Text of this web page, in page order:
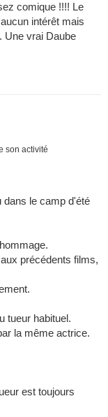
comique !!!! Le
intérêt mais
Une vrai Daube
son activité
dans le camp d'été
précédents films,
tueur habituel.
la même actrice.
est toujours